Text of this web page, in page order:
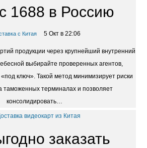
1688 в Россию
с Китая 5 Окт в 22:06
продукции через крупнейший внутренний
выбирайте проверенных агентов,
ключ». Такой метод минимизирует риски
таможенных терминалах и позволяет
консолидировать…
заказать